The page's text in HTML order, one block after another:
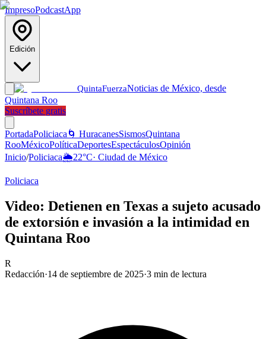
ImpresoPodcastApp
Edición
QuintaFuerzaNoticias de México, desde
Quintana Roo
Suscríbete gratis
PortadaPoliciaca 🌀 HuracanesSismosQuintana
RooMéxicoPolíticaDeportesEspectáculosOpinión
Inicio/Policiaca🌦️22°C· Ciudad de México
Policiaca
Video: Detienen en Texas a sujeto acusado
de extorsión e invasión a la intimidad en
Quintana Roo
R
Redacción·14 de septiembre de 2025·3 min de lectura